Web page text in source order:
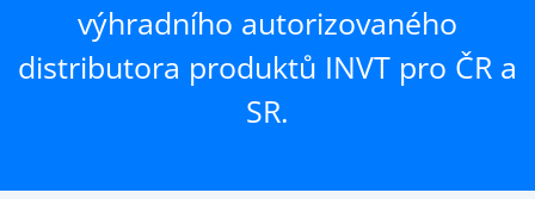
výhradního autorizovaného
distributora produktů INVT pro ČR a
SR.